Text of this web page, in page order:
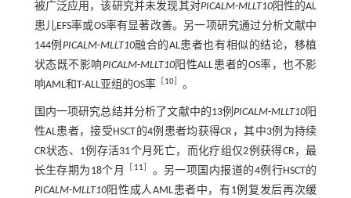
被广泛应用，该研究并未发现其对PICALM-MLLT10阳性的AL
患儿EFS率或OS率有显著改善。另一项研究通过分析文献中
144例 PICALM-MLLT10融合的AL患者也有相似的结论，移植
状态既不影响 PICALM-MLLT10阳性ALL患者的OS率，也不影
响AML和T-ALL亚组的OS率［ 10］ 。
国内一项研究总结并分析了文献中的13例PICALM-MLLT10阳
性AL患者，接受HSCT的4例患者均获得CR，其中3例为持续
CR状态、1例存活31个月死亡，而化疗组仅2例获得CR，最
长生存期为18个月
11
。另一项国内报道的4例行HSCT的
PICALM-MLLT10阳性成人AML患者中，有1例复发后再次缓